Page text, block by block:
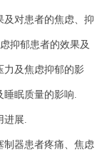
及对患者的焦虑、抑
抑郁患者的效果及
力及焦虑抑郁的影
睡眠质量的影响.
进展.
制器患者疼痛、焦虑